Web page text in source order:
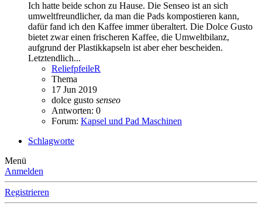
Ich hatte beide schon zu Hause. Die Senseo ist an sich
umweltfreundlicher, da man die Pads kompostieren kann,
dafür fand ich den Kaffee immer überaltert. Die Dolce Gusto
bietet zwar einen frischeren Kaffee, die Umweltbilanz,
aufgrund der Plastikkapseln ist aber eher bescheiden.
Letztendlich...
ReliefpfeileR
Thema
17 Jun 2019
dolce gusto senseo
Antworten: 0
Forum: Kapsel und Pad Maschinen
Schlagworte
Menü
Anmelden
Registrieren